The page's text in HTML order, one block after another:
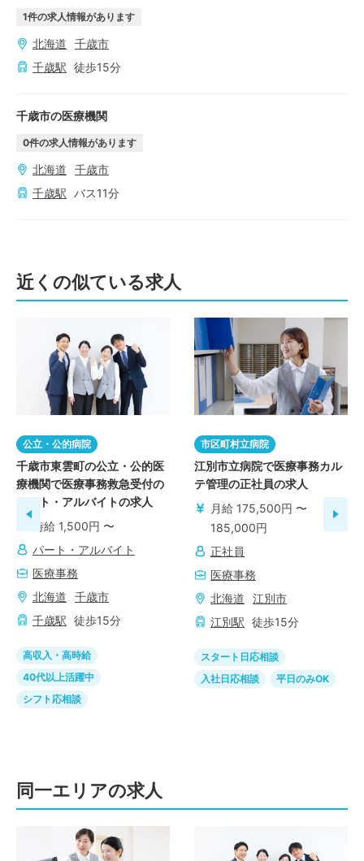
1件の求人情報があります
北海道
千歳市
千歳駅 徒歩15分
千歳市の医療機関
0件の求人情報があります
北海道
千歳市
千歳駅 バス11分
近くの似ている求人
公立・公的病院
千歳市東雲町の公立・公的医
療機関で医療事務救急受付の
パート・アルバイトの求人
時給 1,500円 〜
パート・アルバイト
医療事務
北海道
千歳市
千歳駅 徒歩15分
高収入・高時給
40代以上活躍中
シフト応相談
市区町村立病院
江別市立病院で医療事務カル
テ管理の正社員の求人
月給 175,500円 〜
185,000円
正社員
医療事務
北海道
江別市
江別駅 徒歩15分
スタート日応相談
入社日応相談
平日のみOK
同一エリアの求人